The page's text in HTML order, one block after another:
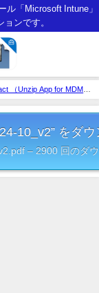
「Microsoft Intune」
ンです。
（Unzip App for MDM＆
10_v2” をダ
– 2900 回のダ